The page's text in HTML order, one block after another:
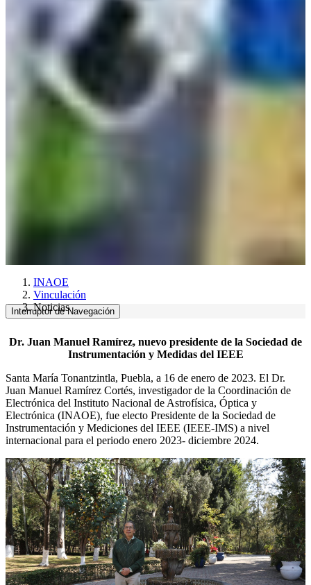
INAOE
Vinculación
Noticias
Interruptor de Navegación
Dr. Juan Manuel Ramírez, nuevo presidente de la Sociedad de
Instrumentación y Medidas del IEEE
Santa María Tonantzintla, Puebla, a 16 de enero de 2023. El Dr.
Juan Manuel Ramírez Cortés, investigador de la Coordinación de
Electrónica del Instituto Nacional de Astrofísica, Óptica y
Electrónica (INAOE), fue electo Presidente de la Sociedad de
Instrumentación y Mediciones del IEEE (IEEE-IMS) a nivel
internacional para el periodo enero 2023- diciembre 2024.